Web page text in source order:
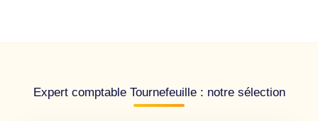
Expert comptable Tournefeuille : notre sélection